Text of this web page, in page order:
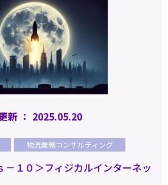
新 ： 2025.05.20
物流業務コンサルティング
－１０＞フィジカルインターネッ